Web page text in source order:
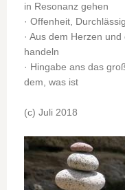
in Resonanz gehen
· Offenheit,
· Aus dem Herzen
handeln
· Hingabe ans das
dem, was ist
(c) Juli 2018